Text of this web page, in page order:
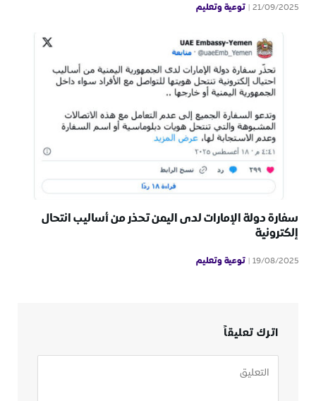
21/09/2025 توعية وتعليم
سفارة دولة الإمارات لدى اليمن تحذر من أساليب انتحال
إلكترونية
19/08/2025 توعية وتعليم
اترك تعليقاً